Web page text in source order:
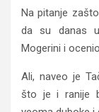
Na pitanje
da su danas
Mogerini i
Ali, naveo je
što je i ranije